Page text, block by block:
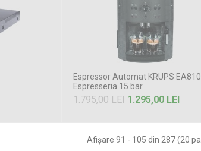
Espressor Automat KRUPS
Espresseria 15 bar
1.795,00 LEI 1.295,00 LEI
Afişare 91 - 105 din 287 (20